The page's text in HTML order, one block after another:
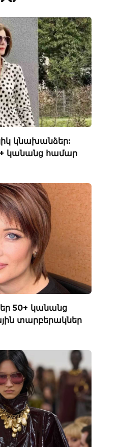
կնախանձեր:
կանանց համար
50+ կանանց
տարբերակներ